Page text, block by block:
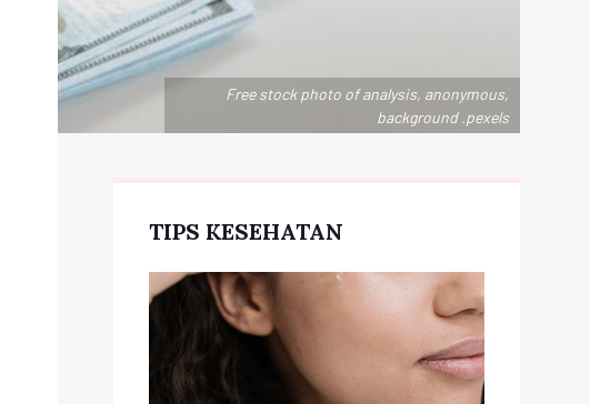
Free stock photo of analysis, anonymous,
background .pexels
TIPS KESEHATAN